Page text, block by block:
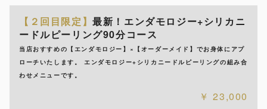
【２回目限定】最新！エンダモロジー+シリカニ
ードルピーリング90分コース
当店おすすめの【エンダモロジー】×【オーダーメイド】でお身体にアプ
ローチいたします。 エンダモロジー+シリカニードルピーリングの組み合
わせメニューです。
23,000